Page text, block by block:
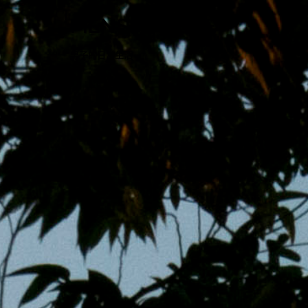
至
主
內
容
區
MENS 30S LIFE